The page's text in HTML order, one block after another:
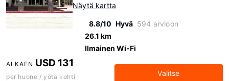
Näytä kartta
8.8/10 Hyvä 594 arvioon
26.1 km
Ilmainen Wi-Fi
ALKAEN USD 131
per huone / yötä kohti Valitse